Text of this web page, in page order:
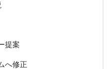
提案
へ修正